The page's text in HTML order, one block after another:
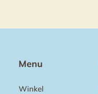
Menu
Winkel